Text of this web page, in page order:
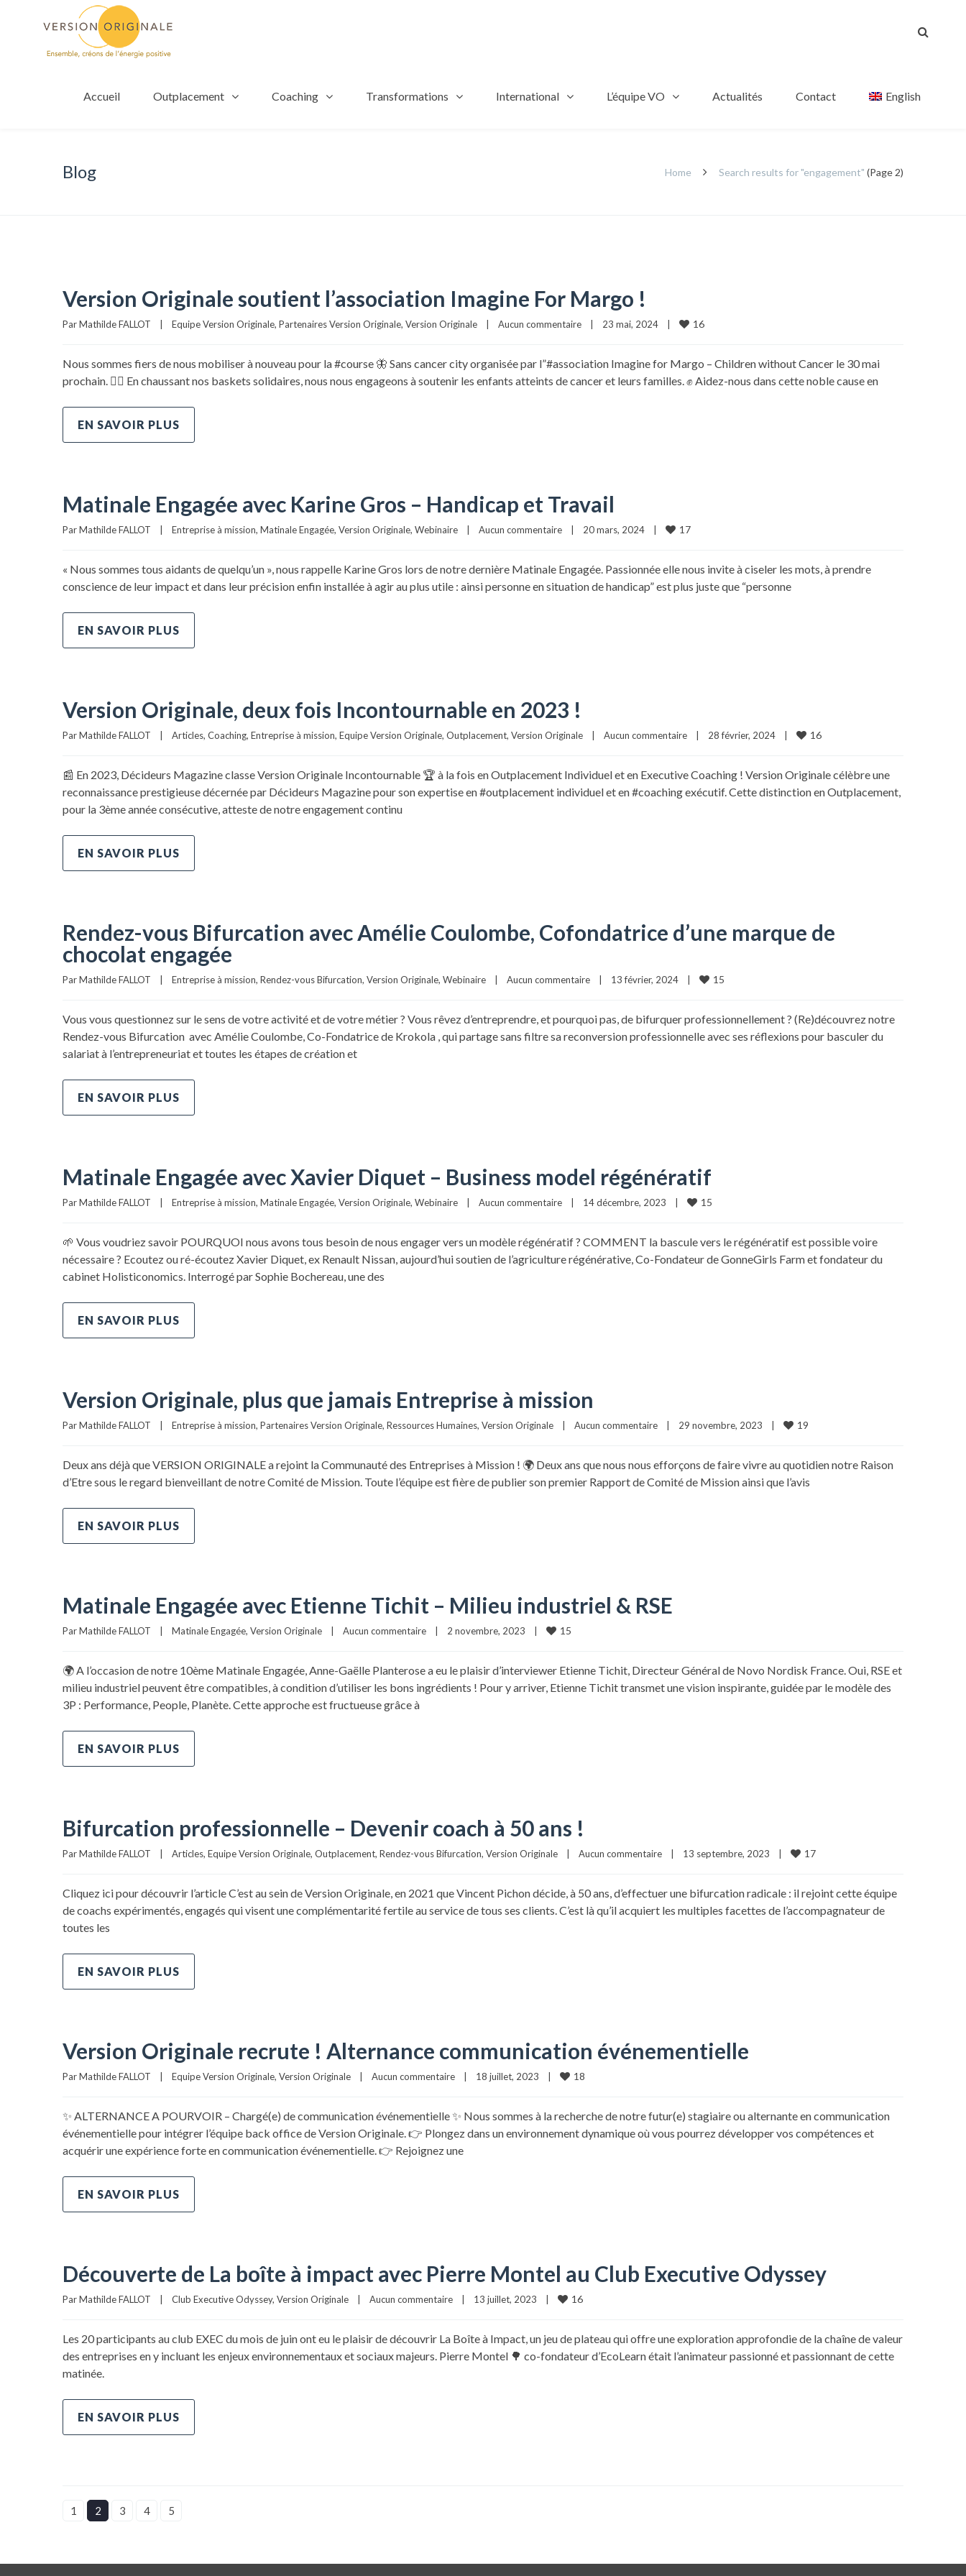
Accueil Outplacement Coaching Transformations International L’équipe VO Actualités Contact English
Blog Home Search results for "engagement" (Page 2)
Version Originale soutient l’association Imagine For Margo !
Par Mathilde FALLOT Equipe Version Originale, Partenaires Version Originale, Version Originale Aucun commentaire 23 mai, 2024 16
Nous sommes fiers de nous mobiliser à nouveau pour la #course 🦋 Sans cancer city organisée par l”#association Imagine for Margo – Children without Cancer le 30 mai
prochain. 🏃‍♂️ En chaussant nos baskets solidaires, nous nous engageons à soutenir les enfants atteints de cancer et leurs familles. ✊ Aidez-nous dans cette noble cause en
EN SAVOIR PLUS
Matinale Engagée avec Karine Gros – Handicap et Travail
Par Mathilde FALLOT Entreprise à mission, Matinale Engagée, Version Originale, Webinaire Aucun commentaire 20 mars, 2024 17
« Nous sommes tous aidants de quelqu’un », nous rappelle Karine Gros lors de notre dernière Matinale Engagée. Passionnée elle nous invite à ciseler les mots, à prendre
conscience de leur impact et dans leur précision enfin installée à agir au plus utile : ainsi personne en situation de handicap” est plus juste que “personne
EN SAVOIR PLUS
Version Originale, deux fois Incontournable en 2023 !
Par Mathilde FALLOT Articles, Coaching, Entreprise à mission, Equipe Version Originale, Outplacement, Version Originale Aucun commentaire 28 février, 2024 16
📰 En 2023, Décideurs Magazine classe Version Originale Incontournable 🏆 à la fois en Outplacement Individuel et en Executive Coaching ! Version Originale célèbre une
reconnaissance prestigieuse décernée par Décideurs Magazine pour son expertise en #outplacement individuel et en #coaching exécutif. Cette distinction en Outplacement,
pour la 3ème année consécutive, atteste de notre engagement continu
EN SAVOIR PLUS
Rendez-vous Bifurcation avec Amélie Coulombe, Cofondatrice d’une marque de
chocolat engagée
Par Mathilde FALLOT Entreprise à mission, Rendez-vous Bifurcation, Version Originale, Webinaire Aucun commentaire 13 février, 2024 15
Vous vous questionnez sur le sens de votre activité et de votre métier ? Vous rêvez d’entreprendre, et pourquoi pas, de bifurquer professionnellement ? (Re)découvrez notre
Rendez-vous Bifurcation avec Amélie Coulombe, Co-Fondatrice de Krokola , qui partage sans filtre sa reconversion professionnelle avec ses réflexions pour basculer du
salariat à l’entrepreneuriat et toutes les étapes de création et
EN SAVOIR PLUS
Matinale Engagée avec Xavier Diquet – Business model régénératif
Par Mathilde FALLOT Entreprise à mission, Matinale Engagée, Version Originale, Webinaire Aucun commentaire 14 décembre, 2023 15
🌱 Vous voudriez savoir POURQUOI nous avons tous besoin de nous engager vers un modèle régénératif ? COMMENT la bascule vers le régénératif est possible voire
nécessaire ? Ecoutez ou ré-écoutez Xavier Diquet, ex Renault Nissan, aujourd’hui soutien de l’agriculture régénérative, Co-Fondateur de GonneGirls Farm et fondateur du
cabinet Holisticonomics. Interrogé par Sophie Bochereau, une des
EN SAVOIR PLUS
Version Originale, plus que jamais Entreprise à mission
Par Mathilde FALLOT Entreprise à mission, Partenaires Version Originale, Ressources Humaines, Version Originale Aucun commentaire 29 novembre, 2023 19
Deux ans déjà que VERSION ORIGINALE a rejoint la Communauté des Entreprises à Mission ! 🌍 Deux ans que nous nous efforçons de faire vivre au quotidien notre Raison
d’Etre sous le regard bienveillant de notre Comité de Mission. Toute l’équipe est fière de publier son premier Rapport de Comité de Mission ainsi que l’avis
EN SAVOIR PLUS
Matinale Engagée avec Etienne Tichit – Milieu industriel & RSE
Par Mathilde FALLOT Matinale Engagée, Version Originale Aucun commentaire 2 novembre, 2023 15
🌍 A l’occasion de notre 10ème Matinale Engagée, Anne-Gaëlle Planterose a eu le plaisir d’interviewer Etienne Tichit, Directeur Général de Novo Nordisk France. Oui, RSE et
milieu industriel peuvent être compatibles, à condition d’utiliser les bons ingrédients ! Pour y arriver, Etienne Tichit transmet une vision inspirante, guidée par le modèle des
3P : Performance, People, Planète. Cette approche est fructueuse grâce à
EN SAVOIR PLUS
Bifurcation professionnelle – Devenir coach à 50 ans !
Par Mathilde FALLOT Articles, Equipe Version Originale, Outplacement, Rendez-vous Bifurcation, Version Originale Aucun commentaire 13 septembre, 2023 17
Cliquez ici pour découvrir l’article C’est au sein de Version Originale, en 2021 que Vincent Pichon décide, à 50 ans, d’effectuer une bifurcation radicale : il rejoint cette équipe
de coachs expérimentés, engagés qui visent une complémentarité fertile au service de tous ses clients. C’est là qu’il acquiert les multiples facettes de l’accompagnateur de
toutes les
EN SAVOIR PLUS
Version Originale recrute ! Alternance communication événementielle
Par Mathilde FALLOT Equipe Version Originale, Version Originale Aucun commentaire 18 juillet, 2023 18
✨ ALTERNANCE A POURVOIR – Chargé(e) de communication événementielle ✨ Nous sommes à la recherche de notre futur(e) stagiaire ou alternante en communication
événementielle pour intégrer l’équipe back office de Version Originale. 👉 Plongez dans un environnement dynamique où vous pourrez développer vos compétences et
acquérir une expérience forte en communication événementielle. 👉 Rejoignez une
EN SAVOIR PLUS
Découverte de La boîte à impact avec Pierre Montel au Club Executive Odyssey
Par Mathilde FALLOT Club Executive Odyssey, Version Originale Aucun commentaire 13 juillet, 2023 16
Les 20 participants au club EXEC du mois de juin ont eu le plaisir de découvrir La Boîte à Impact, un jeu de plateau qui offre une exploration approfondie de la chaîne de valeur
des entreprises en y incluant les enjeux environnementaux et sociaux majeurs. Pierre Montel 🌳 co-fondateur d’EcoLearn était l’animateur passionné et passionnant de cette
matinée.
EN SAVOIR PLUS
1 2 3 4 5